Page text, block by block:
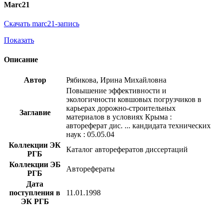
Marc21
Скачать marc21-запись
Показать
Описание
Автор Рябикова, Ирина Михайловна
Заглавие
Повышение эффективности и
экологичности ковшовых погрузчиков в
карьерах дорожно-строительных
материалов в условиях Крыма :
автореферат дис. ... кандидата технических
наук : 05.05.04
Коллекции ЭК
РГБ
Каталог авторефератов диссертаций
Коллекции ЭБ
РГБ
Авторефераты
Дата
поступления в
ЭК РГБ
11.01.1998